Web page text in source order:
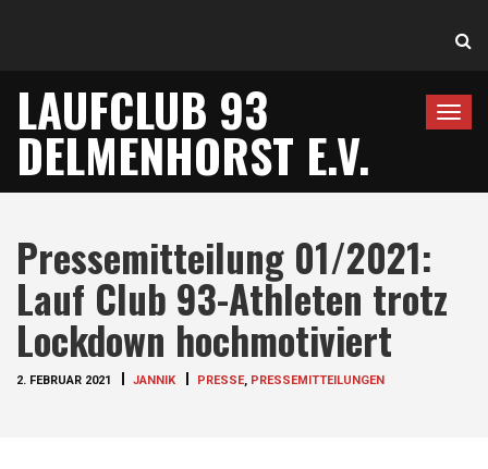
T
g
LAUFCLUB 93
DELMENHORST E.V.
Pressemitteilung 01/2021:
Lauf Club 93-Athleten trotz
Lockdown hochmotiviert
2. FEBRUAR 2021 JANNIK PRESSE, PRESSEMITTEILUNGEN